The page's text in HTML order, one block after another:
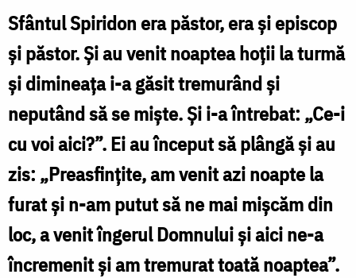
iertăm
precum
Sfântul
Spiridon?
/
Magda
Buftea
Sfântul Spiridon era păstor, era și episcop
și păstor. Și au venit noaptea hoții la turmă
și dimineața i-a găsit tremurând și
neputând să se miște. Și i-a întrebat: „Ce-i
cu voi aici?”. Ei au început să plângă și au
zis: „Preasfințite, am venit azi noapte la
furat și n-am putut să ne mai mișcăm din
loc, a venit îngerul Domnului și aici ne-a
încremenit și am tremurat toată noaptea”.